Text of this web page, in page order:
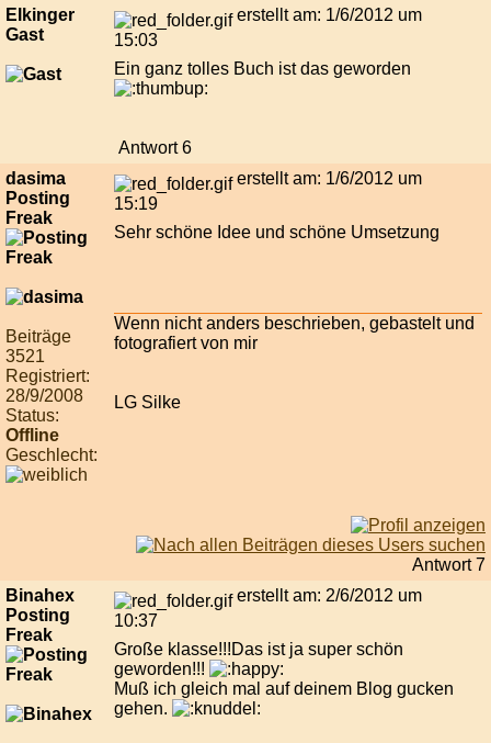
Elkinger
Gast
erstellt am: 1/6/2012 um
15:03
Ein ganz tolles Buch ist das geworden
Antwort 6
dasima
Posting
Freak
Beiträge
3521
Registriert:
28/9/2008
Status:
Offline
Geschlecht:
erstellt am: 1/6/2012 um
15:19
Sehr schöne Idee und schöne Umsetzung
Wenn nicht anders beschrieben, gebastelt und
fotografiert von mir
LG Silke
Antwort 7
Binahex
Posting
Freak
erstellt am: 2/6/2012 um
10:37
Große klasse!!!Das ist ja super schön
geworden!!!
Muß ich gleich mal auf deinem Blog gucken
gehen.